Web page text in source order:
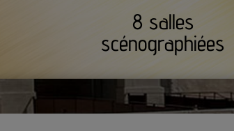
8 salles
scénographiées